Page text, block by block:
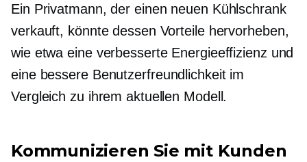
Ein Privatmann, der einen neuen Kühlschrank
verkauft, könnte dessen Vorteile hervorheben,
wie etwa eine verbesserte Energieeffizienz und
eine bessere Benutzerfreundlichkeitim
Vergleich zu ihrem aktuellen Modell.
Kommunizieren Sie mit Kunden